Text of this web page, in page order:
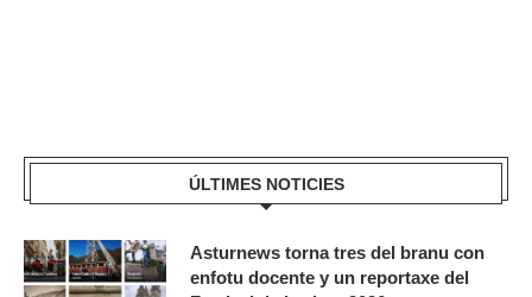
ÚLTIMES NOTICIES
Asturnews torna tres del branu con
enfotu docente y un reportaxe del